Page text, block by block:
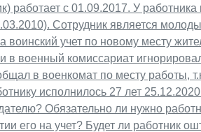
работает с 01.09.2017. У
Сотрудник является
воинский учет по новому месту
в военный комиссариат
в военкомат по месту работы,
исполнилось 27 лет
Обязательно ли нужно
его на учет? Будет ли работник